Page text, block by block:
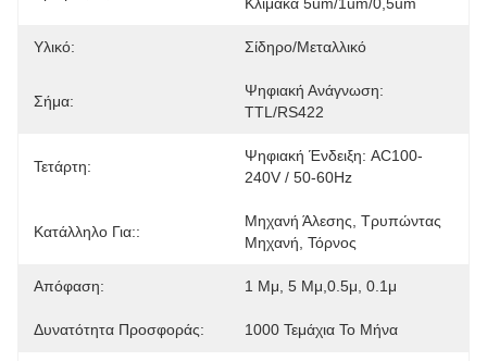
Υλικό: Σίδηρο/μεταλλικό
Σήμα:
Ψηφιακή Ανάγνωση:
TTL/RS422
Τετάρτη:
Ψηφιακή Ένδειξη: AC100-
240V / 50-60Hz
Κατάλληλο Για::
Μηχανή Άλεσης, Τρυπώντας
Μηχανή, Τόρνος
Απόφαση: 1 Μμ, 5 Μμ,0.5μ, 0.1μ
Δυνατότητα Προσφοράς: 1000 Τεμάχια Το Μήνα